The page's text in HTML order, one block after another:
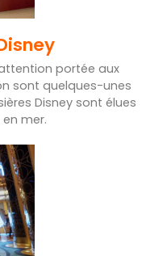
portée aux
sont quelques-unes
Disney sont élues
mer.